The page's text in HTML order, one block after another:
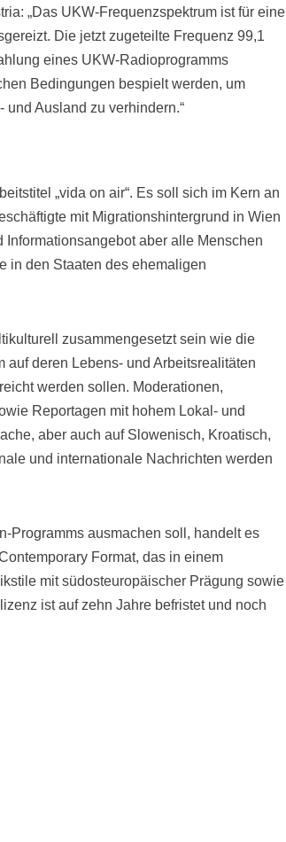
„Das UKW-Frequenzspektrum ist für eine
Die jetzt zugeteilte Frequenz 99,1
eines UKW-Radioprogramms
Bedingungen bespielt werden, um
und Ausland zu verhindern.“
„vida on air“. Es soll sich im Kern an
mit Migrationshintergrund in Wien
aber alle Menschen
in den Staaten des ehemaligen
zusammengesetzt sein wie die
deren Lebens- und Arbeitsrealitäten
werden sollen. Moderationen,
Reportagen mit hohem Lokal- und
aber auch auf Slowenisch, Kroatisch,
und internationale Nachrichten werden
Programms ausmachen soll, handelt es
Format, das in einem
mit südosteuropäischer Prägung sowie
ist auf zehn Jahre befristet und noch